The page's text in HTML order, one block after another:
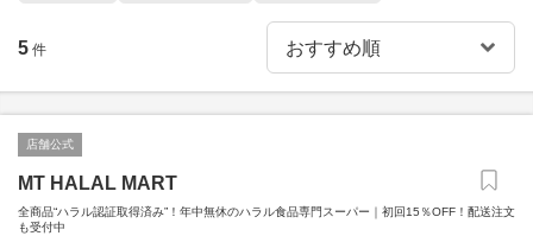
5 件
店舗公式
MT HALAL MART
全商品“ハラル認証取得済み”！年中無休のハラル食品専門スーパー｜初回15％OFF！配送注文
も受付中